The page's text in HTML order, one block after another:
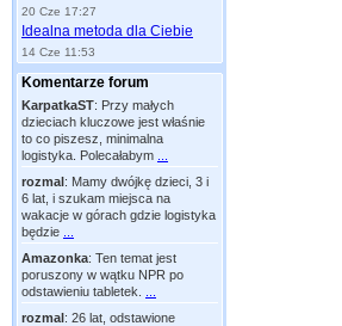
20 Cze 17:27
Idealna metoda dla Ciebie
14 Cze 11:53
Komentarze forum
KarpatkaST: Przy małych
dzieciach kluczowe jest właśnie
to co piszesz, minimalna
logistyka. Polecałabym
rozmal: Mamy dwójkę dzieci, 3 i
6 lat, i szukam miejsca na
wakacje w górach gdzie logistyka
będzie
Amazonka: Ten temat jest
poruszony w wątku NPR po
odstawieniu tabletek.
rozmal: 26 lat, odstawione